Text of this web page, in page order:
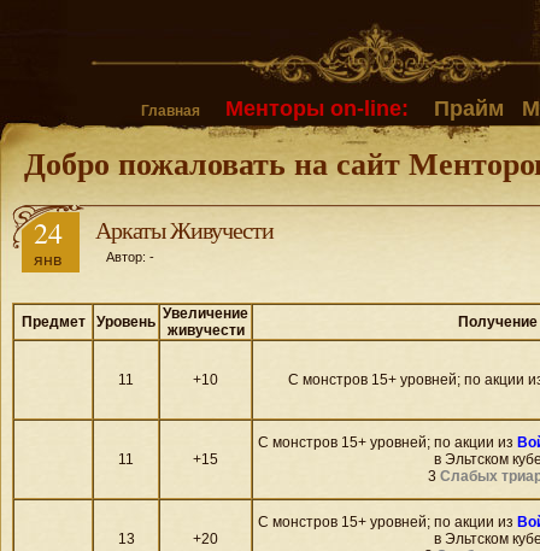
Главная Менторы on-line: Прайм
Добро пожаловать на сайт
24
янв
Аркаты Живучести
Автор: -
Предмет Уровень Увеличение
живучести
Получение
11 +10 С монстров 15+ уровней; по акции
11 +15
С монстров 15+ уровней; по акции из
в Эльтском
3 Слабых
13 +20
С монстров 15+ уровней; по акции из
в Эльтском